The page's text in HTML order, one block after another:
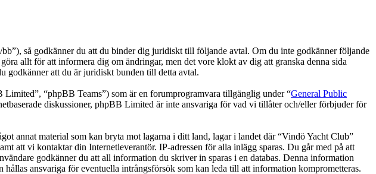
så godkänner du att du binder dig juridiskt till följande avtal. Om du inte godkänner följande
allt för att informera dig om ändringar, men det vore klokt av dig att granska denna sida
godkänner att du är juridiskt bunden till detta avtal.
“phpBB Teams”) som är en forumprogramvara tillgänglig under “General Public
diskussioner, phpBB Limited är inte ansvariga för vad vi tillåter och/eller förbjuder för
annat material som kan bryta mot lagarna i ditt land, lagar i landet där “Vindö Yacht Club”
att vi kontaktar din Internetleverantör. IP-adressen för alla inlägg sparas. Du går med på att
godkänner du att all information du skriver in sparas i en databas. Denna information
ansvariga för eventuella intrångsförsök som kan leda till att information komprometteras.